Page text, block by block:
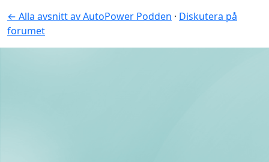
← Alla avsnitt av AutoPower Podden · Diskutera på
forumet